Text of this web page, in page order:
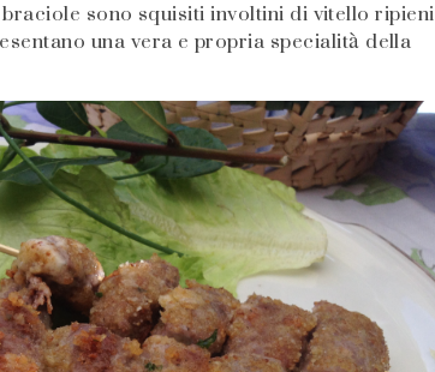
sono squisiti involtini di vitello ripieni
una vera e propria specialità della